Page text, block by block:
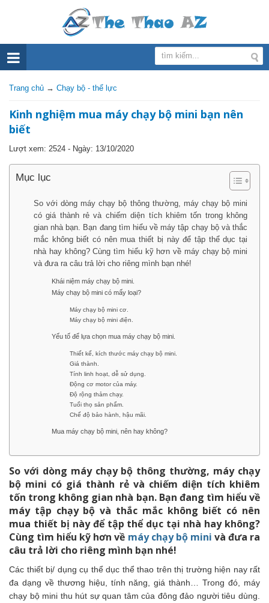
Trang chủ → Chạy bộ - thể lực
Kinh nghiệm mua máy chạy bộ mini bạn nên
biết
Lượt xem: 2524 - Ngày: 13/10/2020
Mục lục
So với dòng máy chạy bộ thông thường, máy chạy bộ mini
có giá thành rẻ và chiếm diện tích khiêm tốn trong không
gian nhà bạn. Bạn đang tìm hiểu về máy tập chạy bộ và thắc
mắc không biết có nên mua thiết bị này để tập thể dục tại
nhà hay không? Cùng tìm hiểu kỹ hơn về máy chạy bộ mini
và đưa ra câu trả lời cho riêng mình bạn nhé!
Khái niệm máy chạy bộ mini.
Máy chạy bộ mini có mấy loại?
Máy chạy bộ mini cơ.
Máy chạy bộ mini điện.
Yếu tố để lựa chọn mua máy chạy bộ mini.
Thiết kế, kích thước máy chạy bộ mini.
Giá thành.
Tính linh hoạt, dễ sử dụng.
Động cơ motor của máy.
Độ rộng thảm chạy.
Tuổi thọ sản phẩm.
Chế độ bảo hành, hậu mãi.
Mua máy chạy bộ mini, nên hay không?
So với dòng máy chạy bộ thông thường, máy chạy
bộ mini có giá thành rẻ và chiếm diện tích khiêm
tốn trong không gian nhà bạn. Bạn đang tìm hiểu về
máy tập chạy bộ và thắc mắc không biết có nên
mua thiết bị này để tập thể dục tại nhà hay không?
Cùng tìm hiểu kỹ hơn về máy chạy bộ mini và đưa ra
câu trả lời cho riêng mình bạn nhé!
Các thiết bị/ dụng cụ thể dục thể thao trên thị trường hiện nay rất
đa dạng về thương hiệu, tính năng, giá thành… Trong đó, máy
chạy bộ mini thu hút sự quan tâm của đông đảo người tiêu dùng.